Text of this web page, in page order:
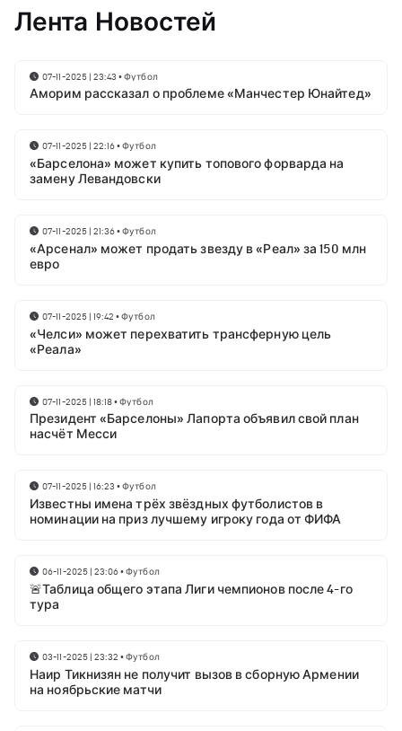
Лента Новостей
07-11-2025 | 23:43 •Футбол
Аморим рассказал о проблеме «Манчестер Юнайтед»
07-11-2025 | 22:16•Футбол
«Барселона» может купить топового форварда на
замену Левандовски
07-11-2025 | 21:36•Футбол
«Арсенал» может продать звезду в «Реал» за 150 млн
евро
07-11-2025 | 19:42 •Футбол
«Челси» может перехватить трансферную цель
«Реала»
07-11-2025 | 18:18•Футбол
Президент «Барселоны» Лапорта объявил свой план
насчёт Месси
07-11-2025 | 16:23 •Футбол
Известны имена трёх звёздных футболистов в
номинации на приз лучшему игроку года от ФИФА
06-11-2025 | 23:06•Футбол
🚨Таблица общего этапа Лиги чемпионов после 4-го
тура
03-11-2025 | 23:32 •Футбол
Наир Тикнизян не получит вызов в сборную Армении
на ноябрьские матчи